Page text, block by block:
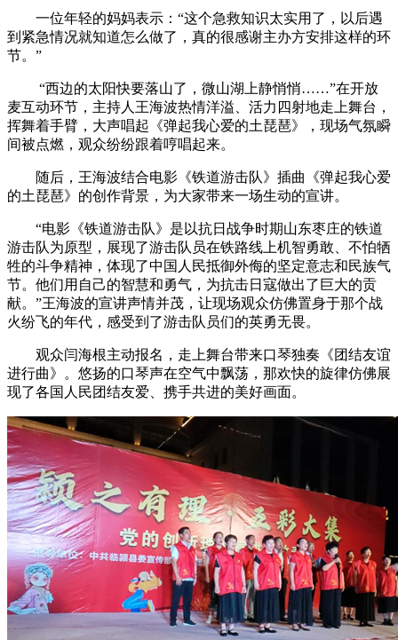
一位年轻的妈妈表示：“这个急救知识太实用了，以后遇
到紧急情况就知道怎么做了，真的很感谢主办方安排这样的环
节。”
“西边的太阳快要落山了，微山湖上静悄悄……”在开放
麦互动环节，主持人王海波热情洋溢、活力四射地走上舞台，
挥舞着手臂，大声唱起《弹起我心爱的土琵琶》，现场气氛瞬
间被点燃，观众纷纷跟着哼唱起来。
随后，王海波结合电影《铁道游击队》插曲《弹起我心爱
的土琵琶》的创作背景，为大家带来一场生动的宣讲。
“电影《铁道游击队》是以抗日战争时期山东枣庄的铁道
游击队为原型，展现了游击队员在铁路线上机智勇敢、不怕牺
牲的斗争精神，体现了中国人民抵御外侮的坚定意志和民族气
节。他们用自己的智慧和勇气，为抗击日寇做出了巨大的贡
献。”王海波的宣讲声情并茂，让现场观众仿佛置身于那个战
火纷飞的年代，感受到了游击队员们的英勇无畏。
观众闫海根主动报名，走上舞台带来口琴独奏《团结友谊
进行曲》。悠扬的口琴声在空气中飘荡，那欢快的旋律仿佛展
现了各国人民团结友爱、携手共进的美好画面。